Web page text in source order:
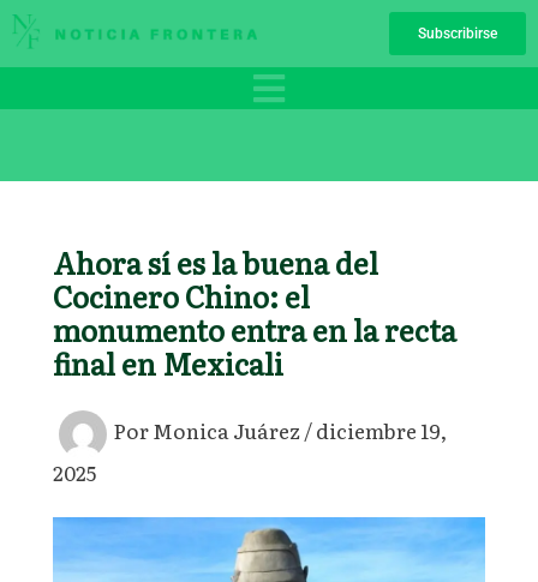
Ir
al
Subscribirse
Ahora sí es la buena del
Cocinero Chino: el
monumento entra en la recta
final en Mexicali
PorMonica Juárez/diciembre 19,
2025